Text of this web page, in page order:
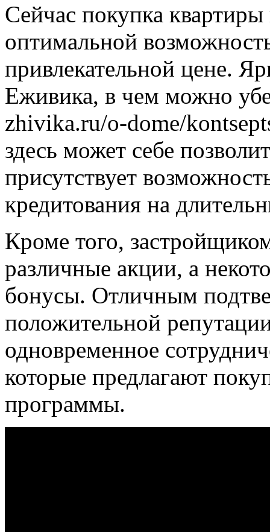
Сейчас покупка
оптимальной
привлекательной цене.
Еживика, в чем можно
zhivika.ru/o-dome/
здесь может себе
присутствует
кредитования на
Кроме того,
различные акции, а
бонусы. Отличным
положительной
одновременное
которые предлагают
программы.